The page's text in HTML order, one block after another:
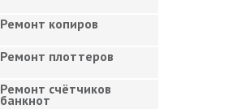
Ремонт копиров
Ремонт плоттеров
Ремонт счётчиков
банкнот